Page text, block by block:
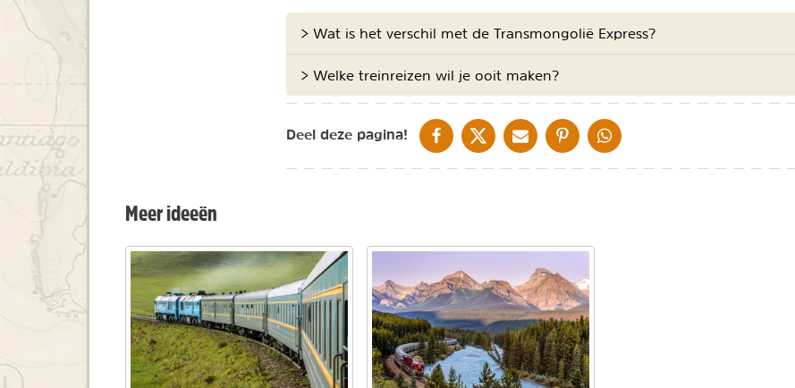
> Wat is het verschil met de Transmongolië Express?
> Welke treinreizen wil je ooit maken?
Deel deze pagina! DELEN OP FACEBOOK
DELEN OP XDELEN VIA DE MAIL
DELEN OP PINTEREST
DELEN OP WHATSAPP
Meer ideeën